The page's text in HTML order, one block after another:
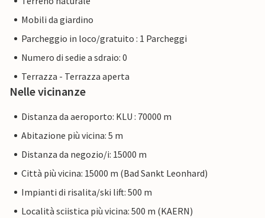
Mobili da giardino
Parcheggio in loco/gratuito : 1 Parcheggi
Numero di sedie a sdraio: 0
Terrazza - Terrazza aperta
Nelle vicinanze
Distanza da aeroporto: KLU : 70000 m
Abitazione più vicina: 5 m
Distanza da negozio/i: 15000 m
Città più vicina: 15000 m (Bad Sankt Leonhard)
Impianti di risalita/ski lift: 500 m
Località sciistica più vicina: 500 m (KAERN)